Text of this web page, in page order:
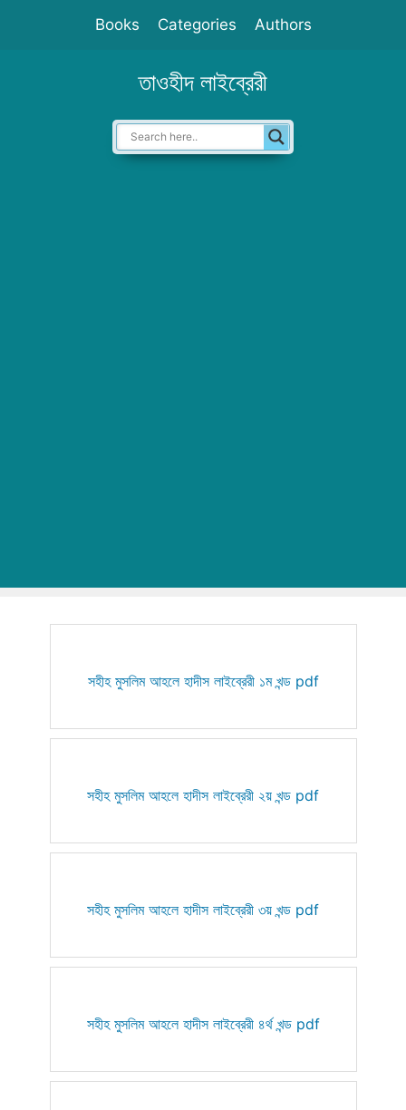
Books Categories Authors
তাওহীদ লাইব্রেরী
সহীহ মুসলিম আহলে হাদীস লাইব্রেরী ১ম খন্ড pdf
সহীহ মুসলিম আহলে হাদীস লাইব্রেরী ২য় খন্ড pdf
সহীহ মুসলিম আহলে হাদীস লাইব্রেরী ৩য় খন্ড pdf
সহীহ মুসলিম আহলে হাদীস লাইব্রেরী ৪র্থ খন্ড pdf